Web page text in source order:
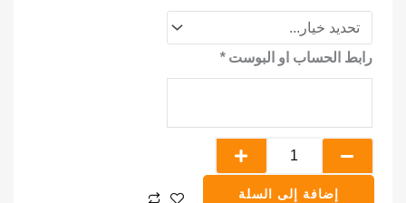
رابط الحساب او البوست*
زيادة
متابعين
إضافة إلى السلة